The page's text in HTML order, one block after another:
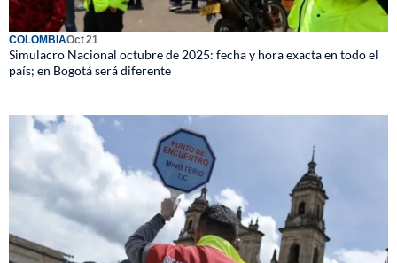
COLOMBIAOct 21
Simulacro Nacional octubre de 2025: fecha y hora exacta en todo el
país; en Bogotá será diferente